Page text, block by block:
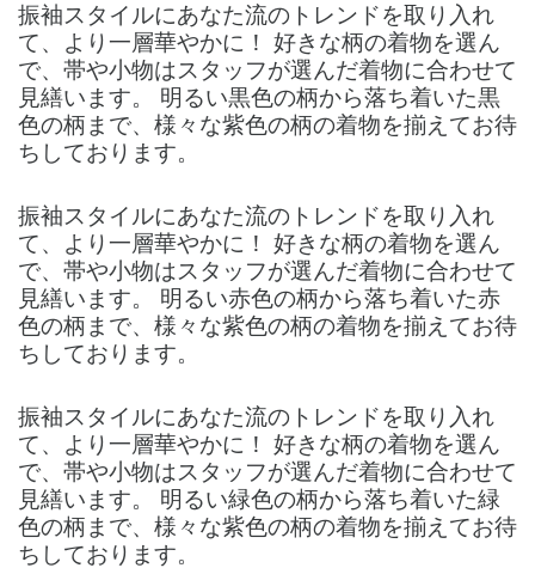
振袖スタイルにあなた流のトレンドを取り入れ
て、より一層華やかに！ 好きな柄の着物を選ん
で、帯や小物はスタッフが選んだ着物に合わせて
見繕います。 明るい黒色の柄から落ち着いた黒
色の柄まで、様々な紫色の柄の着物を揃えてお待
ちしております。
振袖スタイルにあなた流のトレンドを取り入れ
て、より一層華やかに！ 好きな柄の着物を選ん
で、帯や小物はスタッフが選んだ着物に合わせて
見繕います。 明るい赤色の柄から落ち着いた赤
色の柄まで、様々な紫色の柄の着物を揃えてお待
ちしております。
振袖スタイルにあなた流のトレンドを取り入れ
て、より一層華やかに！ 好きな柄の着物を選ん
で、帯や小物はスタッフが選んだ着物に合わせて
見繕います。 明るい緑色の柄から落ち着いた緑
色の柄まで、様々な紫色の柄の着物を揃えてお待
ちしております。